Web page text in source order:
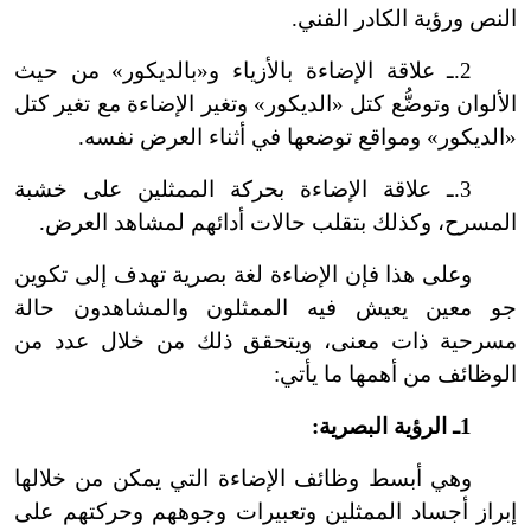
النص ورؤية الكادر الفني.
2.ـ علاقة الإضاءة بالأزياء و«بالديكور» من حيث
الألوان وتوضُّع كتل «الديكور» وتغير الإضاءة مع تغير كتل
«الديكور» ومواقع توضعها في أثناء العرض نفسه.
3.ـ علاقة الإضاءة بحركة الممثلين على خشبة
المسرح، وكذلك بتقلب حالات أدائهم لمشاهد العرض.
وعلى هذا فإن الإضاءة لغة بصرية تهدف إلى تكوين
جو معين يعيش فيه الممثلون والمشاهدون حالة
مسرحية ذات معنى، ويتحقق ذلك من خلال عدد من
الوظائف من أهمها ما يأتي:
1ـ الرؤية البصرية:
وهي أبسط وظائف الإضاءة التي يمكن من خلالها
إبراز أجساد الممثلين وتعبيرات وجوههم وحركتهم على